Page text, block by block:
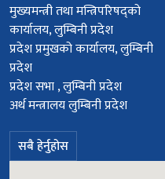
मुख्यमन्त्री तथा मन्त्रिपरिषद्को
कार्यालय, लुम्बिनी प्रदेश
प्रदेश प्रमुखको कार्यालय, लुम्बिनी
प्रदेश
प्रदेश सभा , लुम्बिनी प्रदेश
अर्थ मन्त्रालय लुम्बिनी प्रदेश
सबै हेर्नुहोस